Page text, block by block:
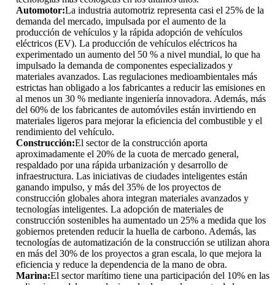
Automotor:La industria automotriz representa casi el 25% de la
demanda del mercado, impulsada por el aumento de la
producción de vehículos y la rápida adopción de vehículos
eléctricos (EV). La producción de vehículos eléctricos ha
experimentado un aumento del 50 % a nivel mundial, lo que ha
impulsado la demanda de componentes especializados y
materiales avanzados. Las regulaciones medioambientales más
estrictas han obligado a los fabricantes a reducir las emisiones en
al menos un 30 % mediante ingeniería innovadora. Además, más
del 60% de los fabricantes de automóviles están invirtiendo en
materiales ligeros para mejorar la eficiencia del combustible y el
rendimiento del vehículo.
Construcción:El sector de la construcción aporta
aproximadamente el 20% de la cuota de mercado general,
respaldado por una rápida urbanización y desarrollo de
infraestructura. Las iniciativas de ciudades inteligentes están
ganando impulso, y más del 35% de los proyectos de
construcción globales ahora integran materiales avanzados y
tecnologías inteligentes. La adopción de materiales de
construcción sostenibles ha aumentado un 25% a medida que los
gobiernos pretenden reducir la huella de carbono. Además, las
tecnologías de automatización de la construcción se utilizan ahora
en más del 30% de los proyectos a gran escala, lo que mejora la
eficiencia y reduce la dependencia de la mano de obra.
Marina:El sector marítimo tiene una participación del 10% en las